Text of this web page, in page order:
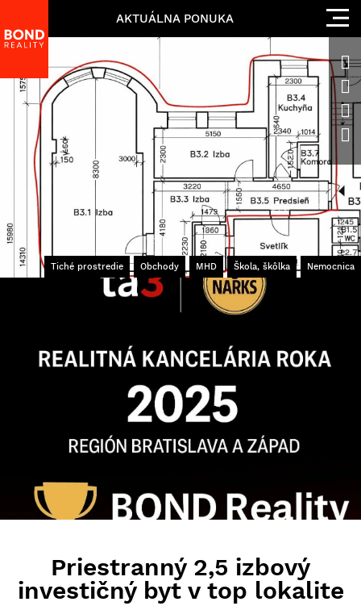
AKTUÁLNA PONUKA
Priestranný 2,5 izbový
investičný byt v top lokalite
Tiché prostredie Obchody MHD Škola, škôlka Nemocnica